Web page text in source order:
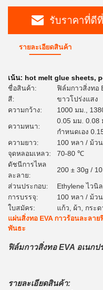
รับราคาที่ดี
รายละเอียดสินค้า
เน้น: hot melt glue sheets,
ชื่อสินค้า:
ฟิล์มกาวสิ่งทอ
สี:
ขาวโปร่งแสง
ความกว้าง:
1000 มม.,
ความหนา:
0.05 มม. 0.08
กำหนดเอง
ความยาว:
100 หลา / ม้วน
จุดหลอมเหลว:
70-80 ℃
ดัชนีการไหล
ละลาย:
200 ± 30g /
ส่วนประกอบ:
Ethylene ไวนิ
การบรรจุ:
100 หลา / ม้ว
ใบสมัคร:
แก้ว, ผ้า, กระ
แผ่นสิ่งทอ EVA กาวร้อนละลา
พันธะ
ฟิล์มกาวสิ่งทอ EVA อเนก
รายละเอียดสินค้า: